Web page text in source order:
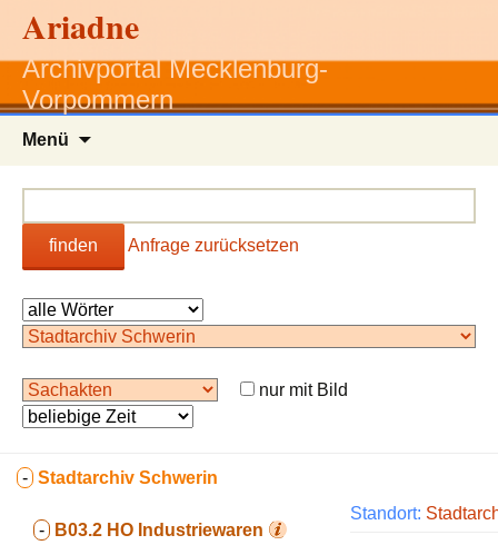
Ariadne
Archivportal Mecklenburg-
Vorpommern
Menü
finden Anfrage zurücksetzen
nur mit Bild
- Stadtarchiv Schwerin
- B03.2 HO Industriewaren
Standort: